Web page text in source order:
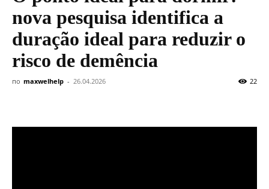
nova pesquisa identifica a
duração ideal para reduzir o
risco de demência
по maxwelhelp - 26.04.2026 22